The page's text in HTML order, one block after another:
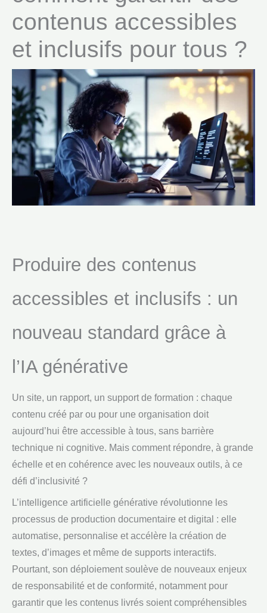
contenus accessibles
et inclusifs pour tous ?
Produire des contenus
accessibles et inclusifs : un
nouveau standard grâce à
l’IA générative
Un site, un rapport, un support de formation : chaque
contenu créé par ou pour une organisation doit
aujourd’hui être accessible à tous, sans barrière
technique ni cognitive. Mais comment répondre, à grande
échelle et en cohérence avec les nouveaux outils, à ce
défi d’inclusivité ?
L’intelligence artificielle générative révolutionne les
processus de production documentaire et digital : elle
automatise, personnalise et accélère la création de
textes, d’images et même de supports interactifs.
Pourtant, son déploiement soulève de nouveaux enjeux
de responsabilité et de conformité, notamment pour
garantir que les contenus livrés soient compréhensibles